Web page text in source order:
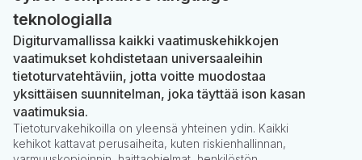
teknologialla
Digiturvamallissa kaikki vaatimuskehikkojen
vaatimukset kohdistetaan universaaleihin
tietoturvatehtäviin, jotta voitte muodostaa
yksittäisen suunnitelman, joka täyttää ison kasan
vaatimuksia.
Tietoturvakehikoilla on yleensä yhteinen ydin. Kaikki
kehikot kattavat perusaiheita, kuten riskienhallinnan,